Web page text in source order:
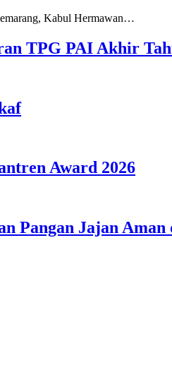
Kabul Hermawan…
TPG PAI Akhir
Award 2026
Pangan Jajan